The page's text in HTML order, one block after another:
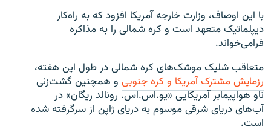
با این اوصاف، وزارت خارجه آمریکا افزود که به راه‌کار
دیپلماتیک متعهد است و کره شمالی را به مذاکره
فرامی‌خواند.
متعاقب شلیک موشک‌های کره شمالی در طول این هفته،
رزمایش مشترک آمریکا و کره جنوبی و همچنین گشت‌زنی
ناو هواپیمابر آمریکایی «یو.اس.اس. رونالد ریگان» در
آب‌های دریای شرقی موسوم به دریای ژاپن از سرگرفته شده
است.